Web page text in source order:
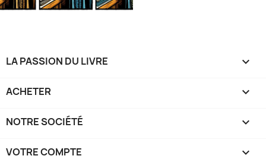
LA PASSION DU LIVRE 
ACHETER 
NOTRE SOCIÉTÉ 
VOTRE COMPTE 